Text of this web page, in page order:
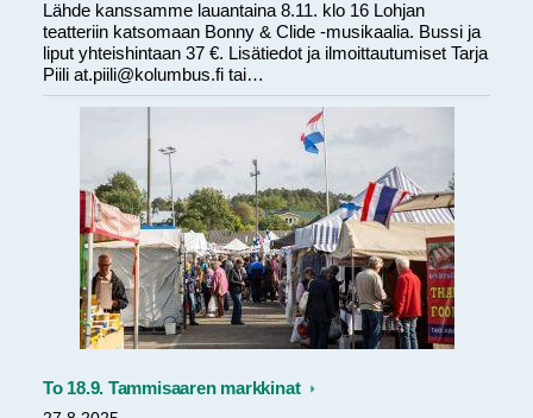
Lähde kanssamme lauantaina 8.11. klo 16 Lohjan
teatteriin katsomaan Bonny & Clide -musikaalia. Bussi ja
liput yhteishintaan 37 €. Lisätiedot ja ilmoittautumiset Tarja
Piili at.piili@kolumbus.fi tai…
To 18.9. Tammisaaren markkinat